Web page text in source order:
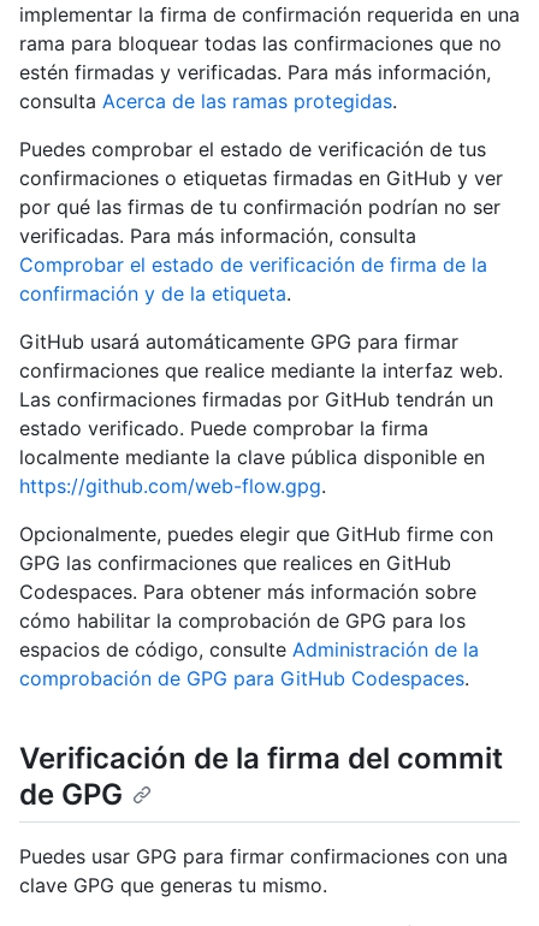
implementar la firma de confirmación requerida en una
rama para bloquear todas las confirmaciones que no
estén firmadas y verificadas. Para más información,
consulta Acerca de las ramas protegidas.
Puedes comprobar el estado de verificación de tus
confirmaciones o etiquetas firmadas en GitHub y ver
por qué las firmas de tu confirmación podrían no ser
verificadas. Para más información, consulta
Comprobar el estado de verificación de firma de la
confirmación y de la etiqueta.
GitHub usará automáticamente GPG para firmar
confirmaciones que realice mediante la interfaz web.
Las confirmaciones firmadas por GitHub tendrán un
estado verificado. Puede comprobar la firma
localmente mediante la clave pública disponible en
https://github.com/web-flow.gpg.
Opcionalmente, puedes elegir que GitHub firme con
GPG las confirmaciones que realices en GitHub
Codespaces. Para obtener más información sobre
cómo habilitar la comprobación de GPG para los
espacios de código, consulte Administración de la
comprobación de GPG para GitHub Codespaces.
Verificación de la firma del commit
de GPG
Puedes usar GPG para firmar confirmaciones con una
clave GPG que generas tu mismo.